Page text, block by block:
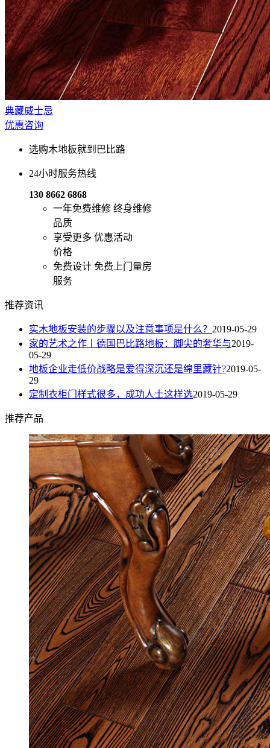
典藏威士忌
优惠咨询
选购木地板就到巴比路
24小时服务热线
130 8662 6868
一年免费维修 终身维修
品质
享受更多 优惠活动
价格
免费设计 免费上门量房
服务
推荐资讯
实木地板安装的步骤以及注意事项是什么？ 2019-05-29
家的艺术之作丨德国巴比路地板：脚尖的奢华与2019-
05-29
地板企业走低价战略是爱得深沉还是绵里藏针?2019-05-
29
定制衣柜门样式很多，成功人士这样选2019-05-29
推荐产品